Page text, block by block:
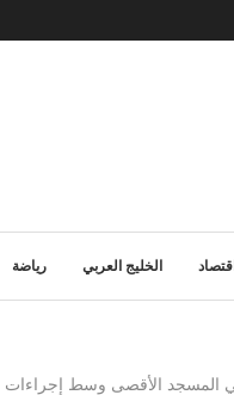
اقتصاد الخليج العربي رياضة